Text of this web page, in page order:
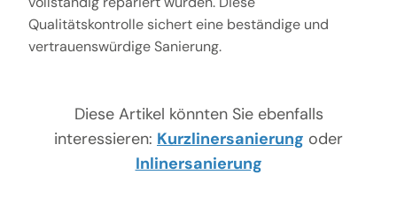
Qualitätskontrolle sichert eine beständige und
vertrauenswürdige Sanierung.
Diese Artikel könnten Sie ebenfalls
interessieren: Kurzlinersanierung oder
Inlinersanierung